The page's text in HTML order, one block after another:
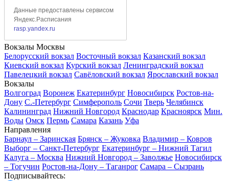
Вокзалы Москвы
Белорусский вокзал Восточный вокзал Казанский вокзал
Киевский вокзал Курский вокзал Ленинградский вокзал
Павелецкий вокзал Савёловский вокзал Ярославский вокзал
Вокзалы
Волгоград Воронеж Екатеринбург Новосибирск Ростов-на-
Дону С.-Петербург Симферополь Сочи Тверь Челябинск
Калининград Нижний Новгород Краснодар Красноярск Мин.
Воды Омск Пермь Самара Казань Уфа
Направления
Барнаул – Заринская Брянск – Жуковка Владимир – Ковров
Выборг – Санкт-Петербург Екатеринбург – Нижний Тагил
Калуга – Москва Нижний Новгород – Заволжье Новосибирск
– Тогучин Ростов-на-Дону – Таганрог Самара – Сызрань
Подписывайтесь: